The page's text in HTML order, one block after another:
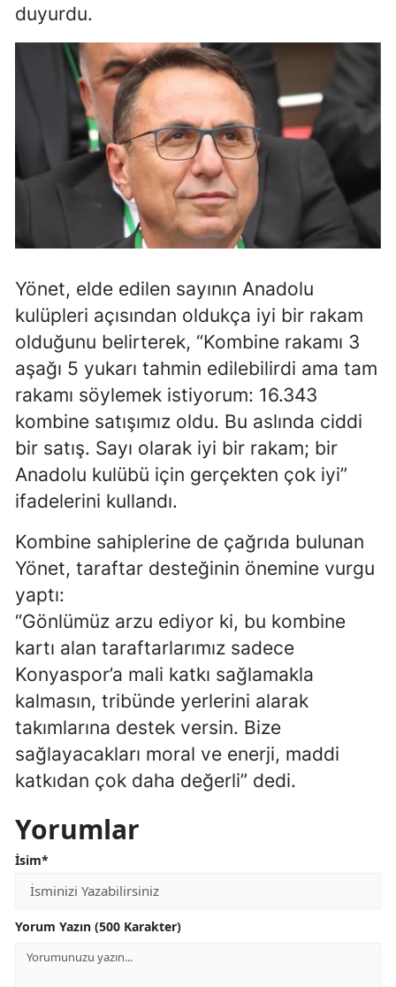
Gaziantep
Gümüşhane
İstanbul
İzmir
Kars
Kastamonu
Kayseri
Kırklareli
Kocaeli
Kütahya
Manisa
Kahramanmaraş
Mardin
duyurdu.
Yönet, elde edilen sayının Anadolu
kulüpleri açısından oldukça iyi bir rakam
olduğunu belirterek, “Kombine rakamı 3
aşağı 5 yukarı tahmin edilebilirdi ama tam
rakamı söylemek istiyorum: 16.343
kombine satışımız oldu. Bu aslında ciddi
bir satış. Sayı olarak iyi bir rakam; bir
Anadolu kulübü için gerçekten çok iyi”
ifadelerini kullandı.
Kombine sahiplerine de çağrıda bulunan
Yönet, taraftar desteğinin önemine vurgu
yaptı:
“Gönlümüz arzu ediyor ki, bu kombine
kartı alan taraftarlarımız sadece
Konyaspor’a mali katkı sağlamakla
kalmasın, tribünde yerlerini alarak
takımlarına destek versin. Bize
sağlayacakları moral ve enerji, maddi
katkıdan çok daha değerli” dedi.
Yorumlar
İsim*
Yorum Yazın (500 Karakter)